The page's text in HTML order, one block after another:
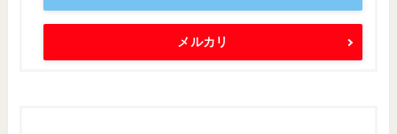
メルカリ